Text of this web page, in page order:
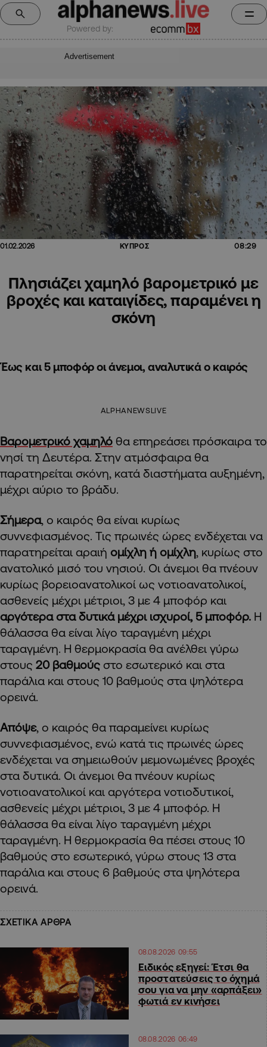
Powered by:
Advertisement
01.02.2026 ΚΥΠΡΟΣ 08:29
Πλησιάζει χαμηλό βαρομετρικό με
βροχές και καταιγίδες, παραμένει η
σκόνη
Έως και 5 μποφόρ οι άνεμοι, αναλυτικά ο καιρός
ALPHANEWSLIVE
Βαρομετρικό χαμηλό θα επηρεάσει πρόσκαιρα το
νησί τη Δευτέρα. Στην ατμόσφαιρα θα
παρατηρείται σκόνη, κατά διαστήματα αυξημένη,
μέχρι αύριο το βράδυ.
Σήμερα, ο καιρός θα είναι κυρίως
συννεφιασμένος. Τις πρωινές ώρες ενδέχεται να
παρατηρείται αραιή ομίχλη ή ομίχλη , κυρίως στο
ανατολικό μισό του νησιού. Οι άνεμοι θα πνέουν
κυρίως βορειοανατολικοί ως νοτιοανατολικοί,
ασθενείς μέχρι μέτριοι, 3 με 4 μποφόρ και
αργότερα στα δυτικά μέχρι ισχυροί, 5 μποφόρ. Η
θάλασσα θα είναι λίγο ταραγμένη μέχρι
ταραγμένη. Η θερμοκρασία θα ανέλθει γύρω
στους 20 βαθμούς στο εσωτερικό και στα
παράλια και στους 10 βαθμούς στα ψηλότερα
ορεινά.
Απόψε, ο καιρός θα παραμείνει κυρίως
συννεφιασμένος, ενώ κατά τις πρωινές ώρες
ενδέχεται να σημειωθούν μεμονωμένες βροχές
στα δυτικά. Οι άνεμοι θα πνέουν κυρίως
νοτιοανατολικοί και αργότερα νοτιοδυτικοί,
ασθενείς μέχρι μέτριοι, 3 με 4 μποφόρ. Η
θάλασσα θα είναι λίγο ταραγμένη μέχρι
ταραγμένη. Η θερμοκρασία θα πέσει στους 10
βαθμούς στο εσωτερικό, γύρω στους 13 στα
παράλια και στους 6 βαθμούς στα ψηλότερα
ορεινά.
ΣΧΕΤΙΚΑ ΑΡΘΡΑ
08.08.2026 09:55
Ειδικός εξηγεί: Έτσι θα
προστατεύσεις το όχημά
σου για να μην «αρπάξει»
φωτιά εν κινήσει
08.08.2026 06:49